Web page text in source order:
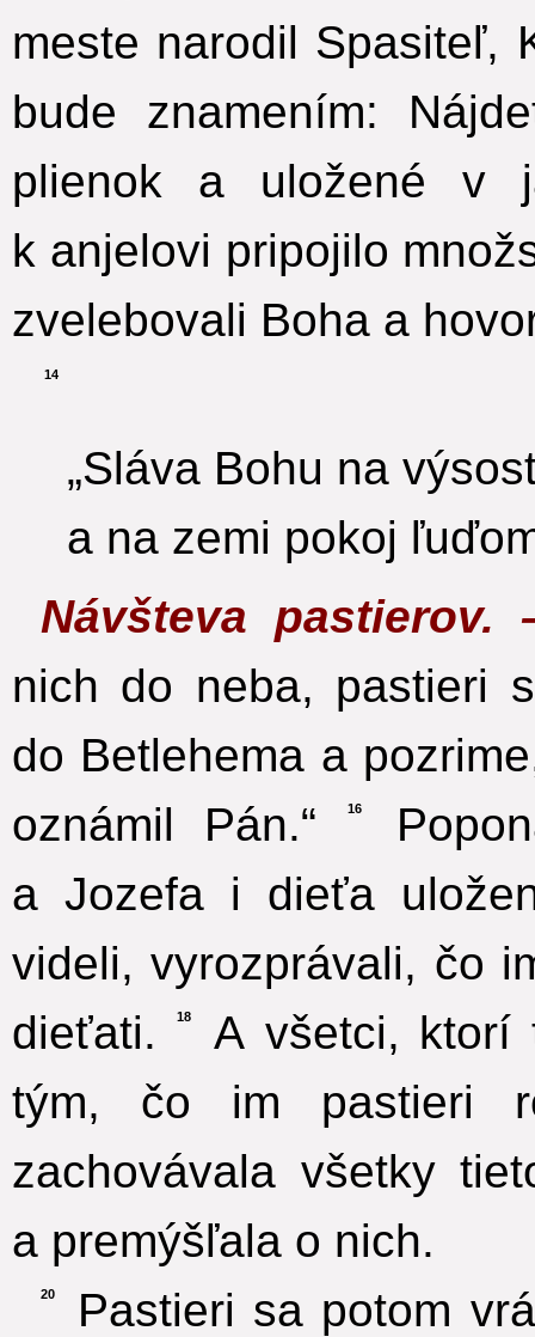
meste narodil Spasiteľ,
bude znamením:
plienok a uložené v
k anjelovi pripojilo
zvelebovali Boha a
14
„Sláva Bohu na
a na zemi pokoj
Návšteva
nich do neba, pastieri
do Betlehema a
oznámil Pán.“
16
a Jozefa i dieťa
videli, vyrozprávali, čo
dieťati.
18
A všetci, ktorí
tým, čo im pastieri
zachovávala všetky
a premýšľala o nich.
20
Pastieri sa potom